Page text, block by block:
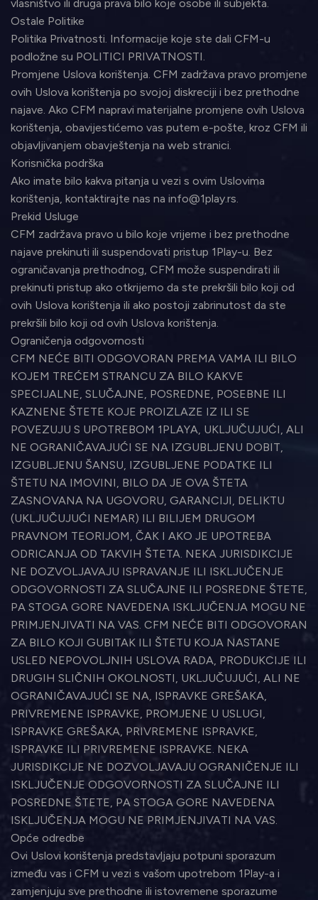
vlasništvo ili druga prava bilo koje osobe ili subjekta.
Ostale Politike
Politika Privatnosti. Informacije koje ste dali CFM-u
podložne su POLITICI PRIVATNOSTI.
Promjene Uslova korištenja. CFM zadržava pravo promjene
ovih Uslova korištenja po svojoj diskreciji i bez prethodne
najave. Ako CFM napravi materijalne promjene ovih Uslova
korištenja, obavijestićemo vas putem e-pošte, kroz CFM ili
objavljivanjem obavještenja na web stranici.
Korisnička podrška
Ako imate bilo kakva pitanja u vezi s ovim Uslovima
korištenja, kontaktirajte nas na info@1play.rs.
Prekid Usluge
CFM zadržava pravo u bilo koje vrijeme i bez prethodne
najave prekinuti ili suspendovati pristup 1Play-u. Bez
ograničavanja prethodnog, CFM može suspendirati ili
prekinuti pristup ako otkrijemo da ste prekršili bilo koji od
ovih Uslova korištenja ili ako postoji zabrinutost da ste
prekršili bilo koji od ovih Uslova korištenja.
Ograničenja odgovornosti
CFM NEĆE BITI ODGOVORAN PREMA VAMA ILI BILO
KOJEM TREĆEM STRANCU ZA BILO KAKVE
SPECIJALNE, SLUČAJNE, POSREDNE, POSEBNE ILI
KAZNENE ŠTETE KOJE PROIZLAZE IZ ILI SE
POVEZUJU S UPOTREBOM 1PLAYA, UKLJUČUJUĆI, ALI
NE OGRANIČAVAJUĆI SE NA IZGUBLJENU DOBIT,
IZGUBLJENU ŠANSU, IZGUBLJENE PODATKE ILI
ŠTETU NA IMOVINI, BILO DA JE OVA ŠTETA
ZASNOVANA NA UGOVORU, GARANCIJI, DELIKTU
(UKLJUČUJUĆI NEMAR) ILI BILIJEM DRUGOM
PRAVNOM TEORIJOM, ČAK I AKO JE UPOTREBA
ODRICANJA OD TAKVIH ŠTETA. NEKA JURISDIKCIJE
NE DOZVOLJAVAJU ISPRAVANJE ILI ISKLJUČENJE
ODGOVORNOSTI ZA SLUČAJNE ILI POSREDNE ŠTETE,
PA STOGA GORE NAVEDENA ISKLJUČENJA MOGU NE
PRIMJENJIVATI NA VAS. CFM NEĆE BITI ODGOVORAN
ZA BILO KOJI GUBITAK ILI ŠTETU KOJA NASTANE
USLED NEPOVOLJNIH USLOVA RADA, PRODUKCIJE ILI
DRUGIH SLIČNIH OKOLNOSTI, UKLJUČUJUĆI, ALI NE
OGRANIČAVAJUĆI SE NA, ISPRAVKE GREŠAKA,
PRIVREMENE ISPRAVKE, PROMJENE U USLUGI,
ISPRAVKE GREŠAKA, PRIVREMENE ISPRAVKE,
ISPRAVKE ILI PRIVREMENE ISPRAVKE. NEKA
JURISDIKCIJE NE DOZVOLJAVAJU OGRANIČENJE ILI
ISKLJUČENJE ODGOVORNOSTI ZA SLUČAJNE ILI
POSREDNE ŠTETE, PA STOGA GORE NAVEDENA
ISKLJUČENJA MOGU NE PRIMJENJIVATI NA VAS.
Opće odredbe
Ovi Uslovi korištenja predstavljaju potpuni sporazum
između vas i CFM u vezi s vašom upotrebom 1Play-a i
zamjenjuju sve prethodne ili istovremene sporazume